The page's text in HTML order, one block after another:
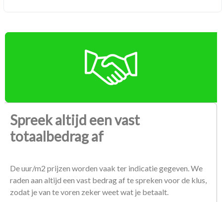
Spreek altijd een vast
totaalbedrag af
De uur/m2 prijzen worden vaak ter indicatie gegeven. We
raden aan altijd een vast bedrag af te spreken voor de klus,
zodat je van te voren zeker weet wat je betaalt.